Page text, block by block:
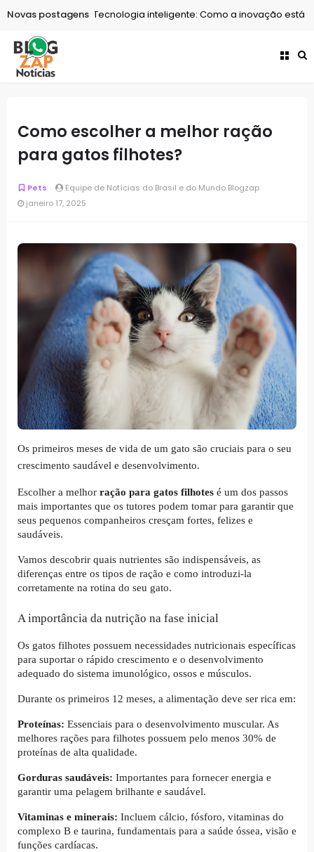
Tecnologia Tecnologia inteligente: Como a inovação está
Novas postagens
Como escolher a melhor ração
para gatos filhotes?
Pets
Equipe de Notícias do Brasil e do Mundo Blogzap
janeiro 17, 2025
Os primeiros meses de vida de um gato são cruciais para o seu
crescimento saudável e desenvolvimento.
Escolher a melhor ração para gatos filhotes é um dos passos
mais importantes que os tutores podem tomar para garantir que
seus pequenos companheiros cresçam fortes, felizes e
saudáveis.
Vamos descobrir quais nutrientes são indispensáveis, as
diferenças entre os tipos de ração e como introduzi-la
corretamente na rotina do seu gato.
A importância da nutrição na fase inicial
Os gatos filhotes possuem necessidades nutricionais específicas
para suportar o rápido crescimento e o desenvolvimento
adequado do sistema imunológico, ossos e músculos.
Durante os primeiros 12 meses, a alimentação deve ser rica em:
Proteínas: Essenciais para o desenvolvimento muscular. As
melhores rações para filhotes possuem pelo menos 30% de
proteínas de alta qualidade.
Gorduras saudáveis: Importantes para fornecer energia e
garantir uma pelagem brilhante e saudável.
Vitaminas e minerais: Incluem cálcio, fósforo, vitaminas do
complexo B e taurina, fundamentais para a saúde óssea, visão e
funções cardíacas.